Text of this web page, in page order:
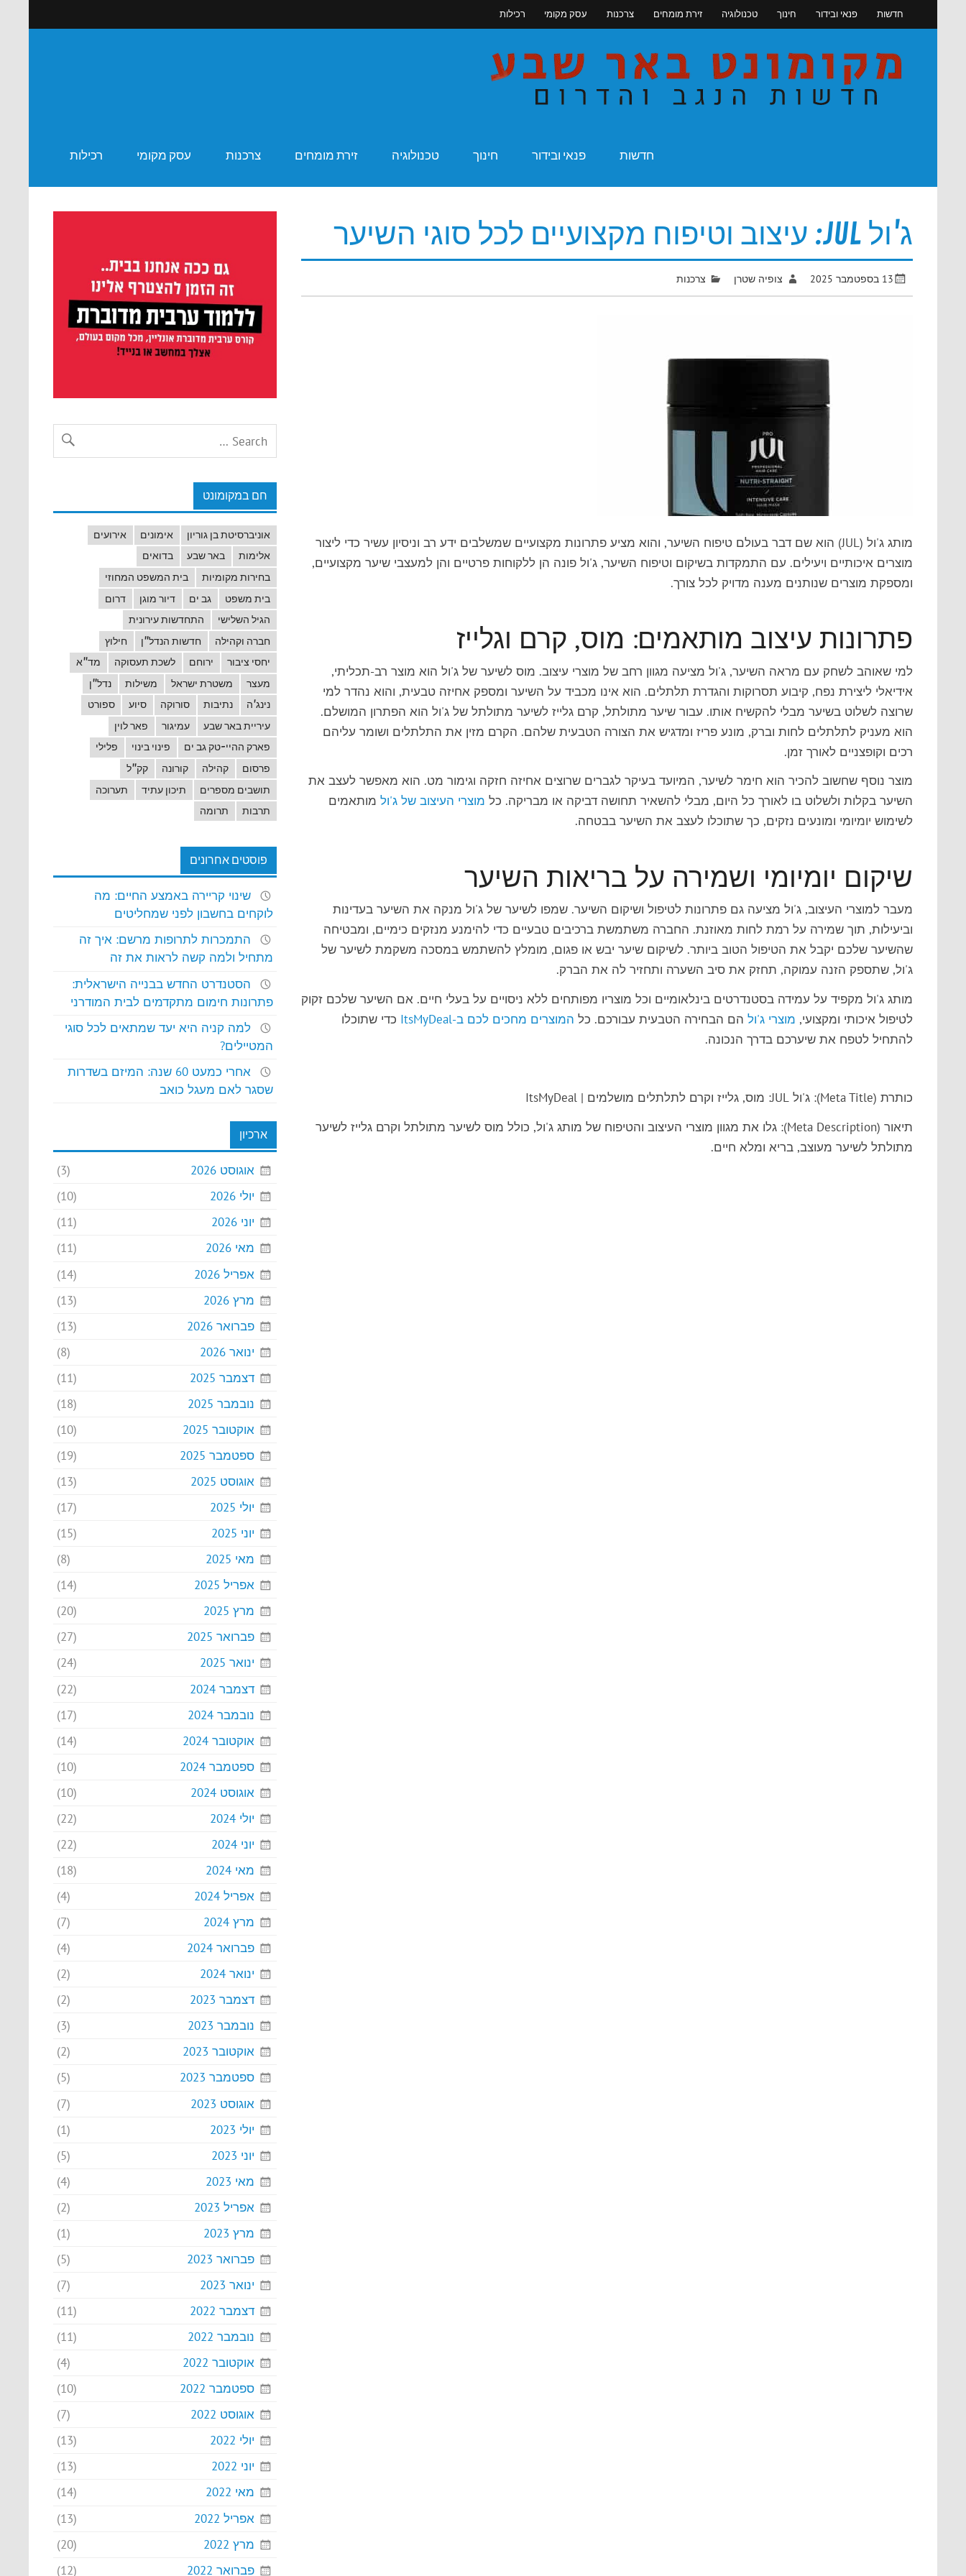
content
חדשות פנאי ובידור חינוך טכנולוגיה זירת מומחים צרכנות עסק מקומי רכילות
חדשות פנאי ובידור חינוך טכנולוגיה זירת מומחים צרכנות עסק מקומי רכילות
ג'ול JUL: עיצוב וטיפוח מקצועיים לכל סוגי השיער
13 בספטמבר 2025 צופיה שטרן צרכנות
מותג ג'ול (JUL) הוא שם דבר בעולם טיפוח השיער, והוא מציע פתרונות מקצועיים שמשלבים ידע רב וניסיון עשיר כדי ליצור
מוצרים איכותיים ויעילים. עם התמקדות בשיקום וטיפוח השיער, ג'ול פונה הן ללקוחות פרטיים והן למעצבי שיער מקצועיים,
ומספקת מוצרים שנותנים מענה מדויק לכל צורך.
פתרונות עיצוב מותאמים: מוס, קרם וגלייז
למי שאוהב לשחק עם מראה השיער, ג'ול מציעה מגוון רחב של מוצרי עיצוב. מוס לשיער של ג'ול הוא מוצר רב-תכליתי,
אידיאלי ליצירת נפח, קיבוע תסרוקות והגדרת תלתלים. הוא אינו מכביד על השיער ומספק אחיזה טבעית, והוא נהדר למי
שרוצה לשלוט בשיער מבלי להקשיח אותו. עבור שיער מתולתל, קרם גלייז לשיער מתולתל של ג'ול הוא הפתרון המושלם.
הוא מעניק לתלתלים לחות וברק, מונע פריז ומדגיש את הצורה הטבעית שלהם. הקרם מזין את התלתלים ושומר עליהם
רכים וקופצניים לאורך זמן.
מוצר נוסף שחשוב להכיר הוא חימר לשיער, המיועד בעיקר לגברים שרוצים אחיזה חזקה וגימור מט. הוא מאפשר לעצב את
השיער בקלות ולשלוט בו לאורך כל היום, מבלי להשאיר תחושה דביקה או מבריקה. כל מוצרי העיצוב של ג'ולמותאמים
לשימוש יומיומי ומונעים נזקים, כך שתוכלו לעצב את השיער בבטחה.
שיקום יומיומי ושמירה על בריאות השיער
מעבר למוצרי העיצוב, ג'ול מציעה גם פתרונות לטיפול ושיקום השיער. שמפו לשיער של ג'ול מנקה את השיער בעדינות
וביעילות, תוך שמירה על רמת לחות מאוזנת. החברה משתמשת ברכיבים טבעיים כדי להימנע מנזקים כימיים, ומבטיחה
שהשיער שלכם יקבל את הטיפול הטוב ביותר. לשיקום שיער יבש או פגום, מומלץ להשתמש במסכה משקמת לשיער של
ג'ול, שתספק הזנה עמוקה, תחזק את סיב השערה ותחזיר לה את הברק.
מותג ג'ול מקפיד על עמידה בסטנדרטים בינלאומיים וכל מוצריו מפותחים ללא ניסויים על בעלי חיים. אם השיער שלכם זקוק
לטיפול איכותי ומקצועי, מוצרי ג'ולהם הבחירה הטבעית עבורכם. כל המוצרים מחכים לכם ב-ItsMyDeal
כדי שתוכלו
להתחיל לטפח את שיערכם בדרך הנכונה.
כותרת (Meta Title):
ג'ול JUL: מוס, גלייז וקרם לתלתלים מושלמים | ItsMyDeal
תיאור (Meta Description):
גלו את מגוון מוצרי העיצוב והטיפוח של מותג ג'ול, כולל מוס לשיער מתולתלוקרם גלייז לשיער
מתולתללשיער מעוצב, בריא ומלא חיים.
חם במקומונט
אוניברסיטת בן גוריון אימונים
אירועים
אלימות
באר שבע
בדואים
בחירות מקומיות
בית המשפט המחוזי
בית משפט
גב ים דיור מוגן
דרום
הגיל השלישי
התחדשות עירונית
חברה וקהילה
חדשות הנדל"ן
חילוץ
יחסי ציבור
ירוחם לשכת תעסוקה
מד"א
מעצר
משטרת ישראל משילות
נדל"ן
נינג'ה
נתיבות סורוקה סיוע
ספורט
עיריית באר שבע
עמיגור
פאר לוין
פארק ההיי-טק גב ים
פינוי בינוי
פלילי
פרסום
קהילה קורונה
קק"ל
תושבים מספרים
תיכון עתיד
תערוכה
תרבות
תרומה
פוסטים אחרונים
שינוי קריירה באמצע החיים: מה
לוקחים בחשבון לפני שמחליטים
התמכרות לתרופות מרשם: איך זה
מתחיל ולמה קשה לראות את זה
הסטנדרט החדש בבנייה הישראלית:
פתרונות חימום מתקדמים לבית המודרני
למה קניה היא יעד שמתאים לכל סוגי
המטיילים?
אחרי כמעט 60 שנה: המיזם בשדרות
שסגר לאם מעגל כואב
ארכיון
אוגוסט 2026
(3)
יולי 2026
(10)
יוני 2026
(11)
מאי 2026
(11)
אפריל 2026
(14)
מרץ 2026
(13)
פברואר 2026
(13)
ינואר 2026
(8)
דצמבר 2025
(11)
נובמבר 2025
(18)
אוקטובר 2025
(10)
ספטמבר 2025
(19)
אוגוסט 2025
(13)
יולי 2025
(17)
יוני 2025
(15)
מאי 2025
(8)
אפריל 2025
(14)
מרץ 2025
(20)
פברואר 2025
(27)
ינואר 2025
(24)
דצמבר 2024
(22)
נובמבר 2024
(17)
אוקטובר 2024
(14)
ספטמבר 2024
(10)
אוגוסט 2024
(10)
יולי 2024
(22)
יוני 2024
(22)
מאי 2024
(18)
אפריל 2024
(4)
מרץ 2024
(7)
פברואר 2024
(4)
ינואר 2024
(2)
דצמבר 2023
(2)
נובמבר 2023
(3)
אוקטובר 2023
(2)
ספטמבר 2023
(5)
אוגוסט 2023
(7)
יולי 2023
(1)
יוני 2023
(5)
מאי 2023
(4)
אפריל 2023
(2)
מרץ 2023
(1)
פברואר 2023
(5)
ינואר 2023
(7)
דצמבר 2022
(11)
נובמבר 2022
(11)
אוקטובר 2022
(4)
ספטמבר 2022
(10)
אוגוסט 2022
(7)
יולי 2022
(13)
יוני 2022
(13)
מאי 2022
(14)
אפריל 2022
(13)
מרץ 2022
(20)
פברואר 2022
(12)